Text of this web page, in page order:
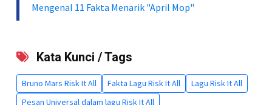
Mengenal 11 Fakta Menarik "April Mop"
Kata Kunci / Tags
Bruno Mars Risk It All Fakta Lagu Risk It All
Lagu Risk It All
Pesan Universal dalam lagu Risk It All